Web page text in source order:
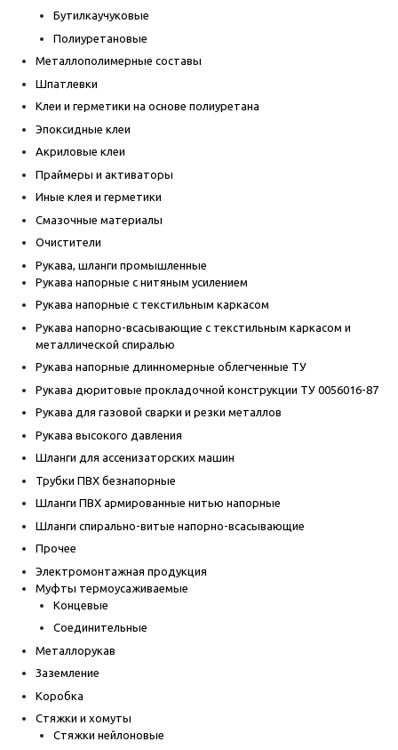
Бутилкаучуковые
Полиуретановые
Металлополимерные составы
Шпатлевки
Клеи и герметики на основе полиуретана
Эпоксидные клеи
Акриловые клеи
Праймеры и активаторы
Иные клея и герметики
Смазочные материалы
Очистители
Рукава, шланги промышленные
Рукава напорные с нитяным усилением
Рукава напорные с текстильным каркасом
Рукава напорно-всасывающие с текстильным каркасом и
металлической спиралью
Рукава напорные длинномерные облегченные ТУ
Рукава дюритовые прокладочной конструкции ТУ 0056016-87
Рукава для газовой сварки и резки металлов
Рукава высокого давления
Шланги для ассенизаторских машин
Трубки ПВХ безнапорные
Шланги ПВХ армированные нитью напорные
Шланги спирально-витые напорно-всасывающие
Прочее
Электромонтажная продукция
Муфты термоусаживаемые
Концевые
Соединительные
Металлорукав
Заземление
Коробка
Стяжки и хомуты
Стяжки нейлоновые